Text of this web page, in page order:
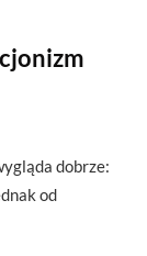
dobrze:
od